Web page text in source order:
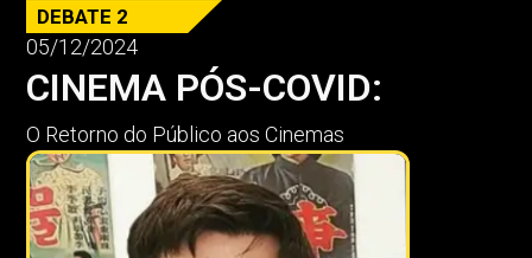
DEBATE 2
05/12/2024
CINEMA PÓS-COVID:
O Retorno do Público aos Cinemas